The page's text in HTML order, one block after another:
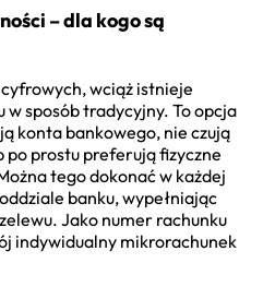
– dla kogo są
wciąż istnieje
w sposób tradycyjny. To opcja
konta bankowego, nie czują
prostu preferują fizyczne
tego dokonać w każdej
banku, wypełniając
Jako numer rachunku
indywidualny mikrorachunek